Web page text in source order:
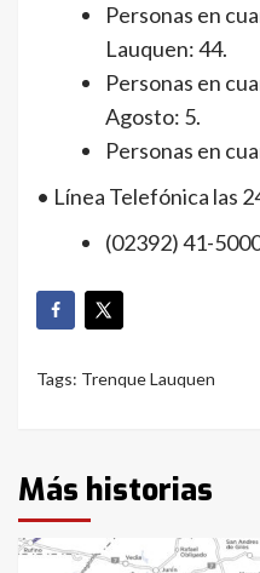
Personas en
Lauquen: 44.
Personas en
Agosto: 5.
Personas en
• Línea Telefónica las
(02392) 41-
Tags: Trenque Lauquen
Más historias